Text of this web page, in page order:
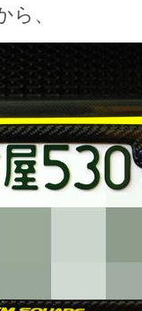
ら、